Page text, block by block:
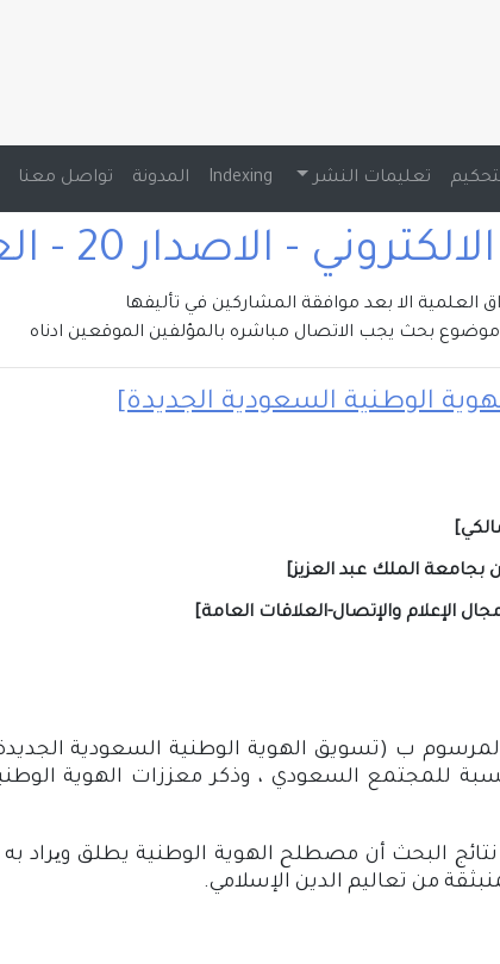
تعليمات النشر Indexing المدونة تواصل معنا
- الاصدار 20 - العدد 3 , 2024
العلمية الا بعد موافقة المشاركين في تأليفها
بحث يجب الاتصال مباشره بالمؤلفين الموقعين ادناه
الوطنية السعودية الجديدة]
الملك عبد العزيز]
الإعلام والإتصال-العلاقات العامة]
ب (تسويق الهوية الوطنية السعودية
للمجتمع السعودي ، وذكر معززات الهوية
نتائج البحث أن مصطلح الهوية الوطنية يطلق
من تعاليم الدين الإسلامي.